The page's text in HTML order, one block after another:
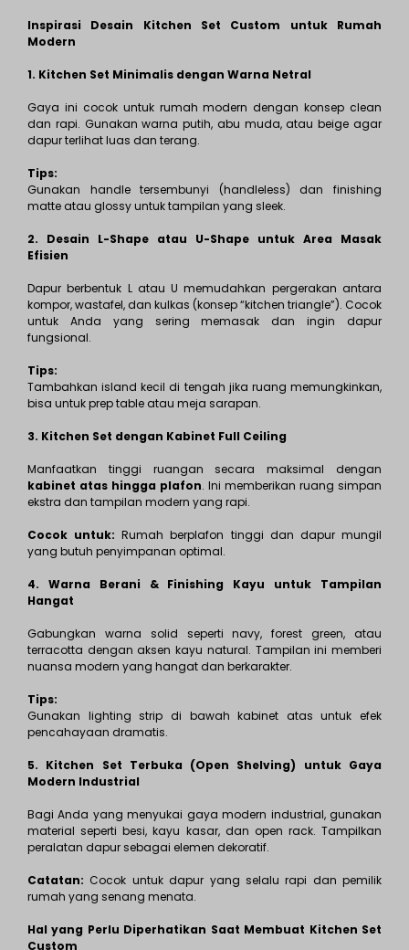
Inspirasi Desain Kitchen Set Custom untuk Rumah
Modern
1. Kitchen Set Minimalis dengan Warna Netral
Gaya ini cocok untuk rumah modern dengan konsep clean
dan rapi. Gunakan warna putih, abu muda, atau beige agar
dapur terlihat luas dan terang.
Tips:
Gunakan handle tersembunyi (handleless) dan finishing
matte atau glossy untuk tampilan yang sleek.
2. Desain L-Shape atau U-Shape untuk Area Masak
Efisien
Dapur berbentuk L atau U memudahkan pergerakan antara
kompor, wastafel, dan kulkas (konsep “kitchen triangle”). Cocok
untuk Anda yang sering memasak dan ingin dapur
fungsional.
Tips:
Tambahkan island kecil di tengah jika ruang memungkinkan,
bisa untuk prep table atau meja sarapan.
3. Kitchen Set dengan Kabinet Full Ceiling
Manfaatkan tinggi ruangan secara maksimal dengan
kabinet atas hingga plafon. Ini memberikan ruang simpan
ekstra dan tampilan modern yang rapi.
Cocok untuk: Rumah berplafon tinggi dan dapur mungil
yang butuh penyimpanan optimal.
4. Warna Berani & Finishing Kayu untuk Tampilan
Hangat
Gabungkan warna solid seperti navy, forest green, atau
terracotta dengan aksen kayu natural. Tampilan ini memberi
nuansa modern yang hangat dan berkarakter.
Tips:
Gunakan lighting strip di bawah kabinet atas untuk efek
pencahayaan dramatis.
5. Kitchen Set Terbuka (Open Shelving) untuk Gaya
Modern Industrial
Bagi Anda yang menyukai gaya modern industrial, gunakan
material seperti besi, kayu kasar, dan open rack. Tampilkan
peralatan dapur sebagai elemen dekoratif.
Catatan: Cocok untuk dapur yang selalu rapi dan pemilik
rumah yang senang menata.
Hal yang Perlu Diperhatikan Saat Membuat Kitchen Set
Custom